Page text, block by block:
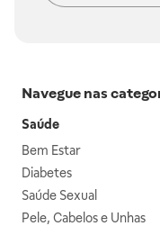
Navegue nas
Saúde
Bem Estar
Diabetes
Saúde Sexual
Pele, Cabelos e Unhas